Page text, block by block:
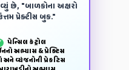
છે, "બાળકોના અક્ષરો
પ્રેક્ટીસ બુક."
પેન્‍સિલ કંટ્રોલ
અભ્યાસ & પ્રેક્ટિસ
અને વ્યંજનોની પ્રેકટિસ